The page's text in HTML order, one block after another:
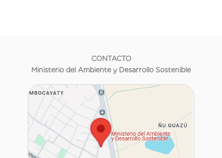
CONTACTO
Ministerio del Ambiente y Desarrollo Sostenible